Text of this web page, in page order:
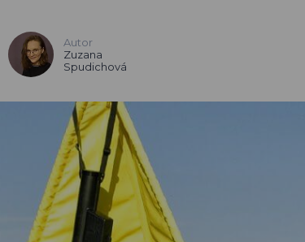
Autor
Zuzana
Spudichová